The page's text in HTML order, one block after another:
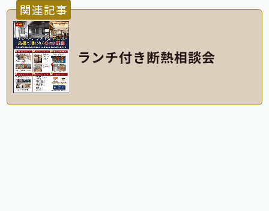
関連記事
ランチ付き断熱相談会